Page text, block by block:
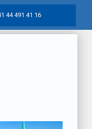
44 491 41 16